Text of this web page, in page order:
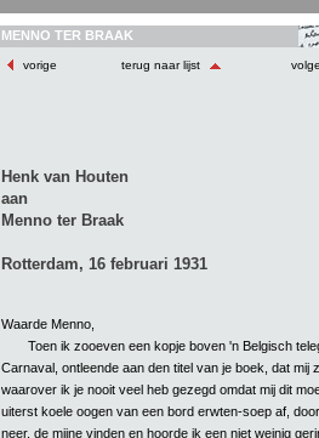
MENNO TER BRAAK
vorige terug naar lijst
Henk van Houten
aan
Menno ter Braak
Rotterdam, 16 februari 1931
Waarde Menno,
Toen ik zooeven een kopje boven 'n Belgisch
Carnaval, ontleende aan den titel van je boek, dat mij
waarover ik je nooit veel heb gezegd omdat mij dit
uiterst koele oogen van een bord erwten-soep af,
neer, de mijne vinden en hoorde ik een niet weinig